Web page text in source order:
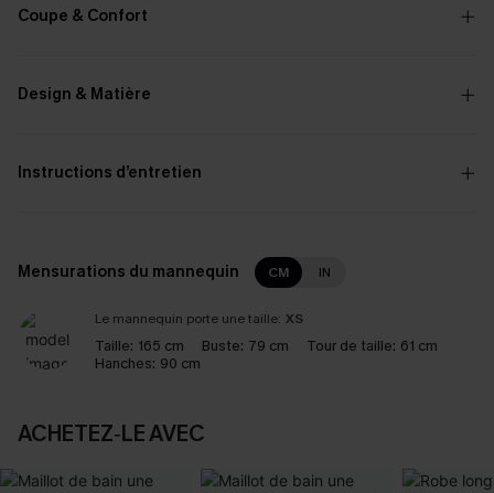
Coupe & Confort
Design & Matière
Instructions d’entretien
Mensurations du mannequin CM IN
Le mannequin porte une taille: XS
Taille: 165 cm Buste: 79 cm Tour de taille: 61 cm
Hanches: 90 cm
ACHETEZ‑LE AVEC